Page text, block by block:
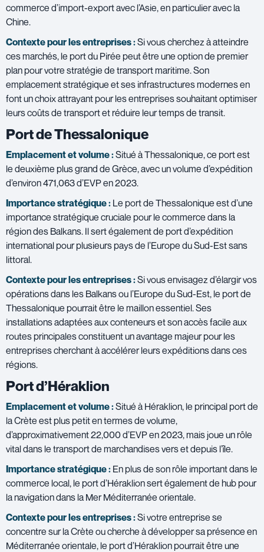
commerce d’import-export avec l’Asie, en particulier avec la
Chine.
Contexte pour les entreprises :Si vous cherchez à atteindre
ces marchés, le port du Pirée peut être une option de premier
plan pour votre stratégie de transport maritime. Son
emplacement stratégique et ses infrastructures modernes en
font un choix attrayant pour les entreprises souhaitant optimiser
leurs coûts de transport et réduire leur temps de transit.
Port de Thessalonique
Emplacement et volume :Situé à Thessalonique, ce port est
le deuxième plus grand de Grèce, avec un volume d’expédition
d’environ 471,063 d’EVP en 2023.
Importance stratégique : Le port de Thessalonique est d’une
importance stratégique cruciale pour le commerce dans la
région des Balkans. Il sert également de port d’expédition
international pour plusieurs pays de l’Europe du Sud-Est sans
littoral.
Contexte pour les entreprises :Si vous envisagez d’élargir vos
opérations dans les Balkans ou l’Europe du Sud-Est, le port de
Thessalonique pourrait être le maillon essentiel. Ses
installations adaptées aux conteneurs et son accès facile aux
routes principales constituent un avantage majeur pour les
entreprises cherchant à accélérer leurs expéditions dans ces
régions.
Port d’Héraklion
Emplacement et volume :Situé à Héraklion, le principal port de
la Crète est plus petit en termes de volume,
d’approximativement 22,000 d’EVP en 2023, mais joue un rôle
vital dans le transport de marchandises vers et depuis l’île.
Importance stratégique : En plus de son rôle important dans le
commerce local, le port d’Héraklion sert également de hub pour
la navigation dans la Mer Méditerranée orientale.
Contexte pour les entreprises :Si votre entreprise se
concentre sur la Crète ou cherche à développer sa présence en
Méditerranée orientale, le port d’Héraklion pourrait être une